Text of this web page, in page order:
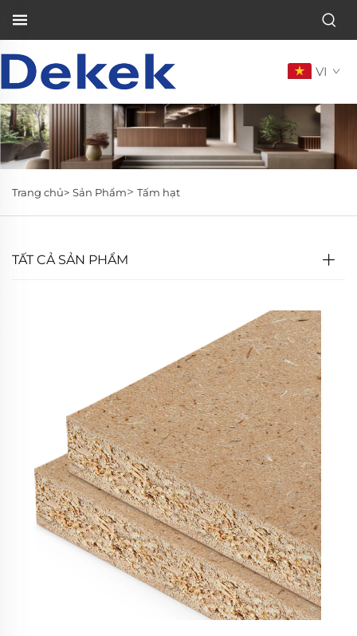
VI
Trang chủ> Sản Phẩm> Tấm hạt
TẤT CẢ SẢN PHẨM